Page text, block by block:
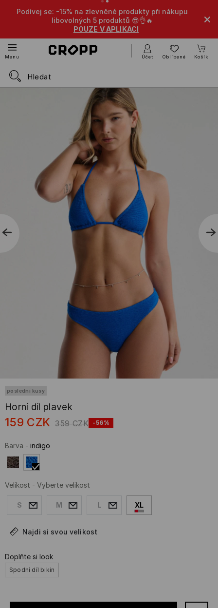
Podívej se: -15% na zlevněné produkty při nákupu
libovolných 5 produktů 😎👌🔥
POUZE V APLIKACI
Menu Účet Oblíbené Košík
poslední kusy
Horní díl plavek
159 CZK 359 CZK -56%
Barva - indigo
Velikost - Vyberte velikost
S M L XL
Najdi si svou velikost
Doplňte si look
Spodní díl bikin